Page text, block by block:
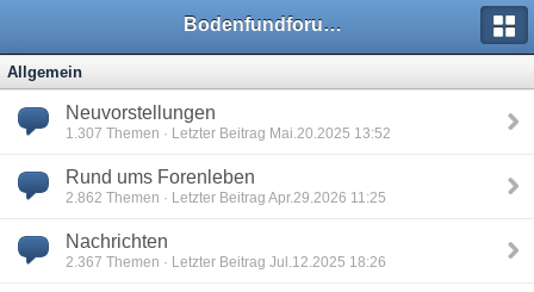
Bodenfundforum.com
Allgemein
Neuvorstellungen
1.307 Themen · Letzter Beitrag Mai.20.2025 13:52
Rund ums Forenleben
2.862 Themen · Letzter Beitrag Apr.29.2026 11:25
Nachrichten
2.367 Themen · Letzter Beitrag Jul.12.2025 18:26